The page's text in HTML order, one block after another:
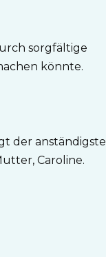
sorgfältige
könnte.
der anständigste
Caroline.